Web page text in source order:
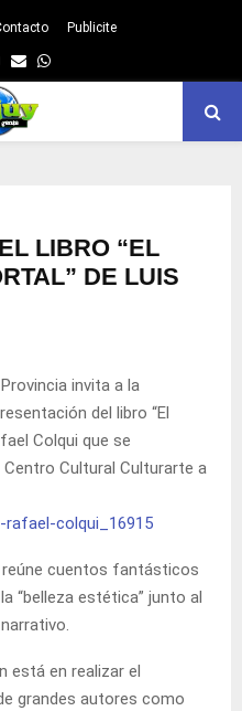
Publicite
Youtube
EmailWhatsapp
LIBRO “EL
DE LUIS
invita a la
del libro “El
Colqui que se
Cultural Culturarte a
reúne cuentos fantásticos
“belleza estética” junto al
está en realizar el
grandes autores como